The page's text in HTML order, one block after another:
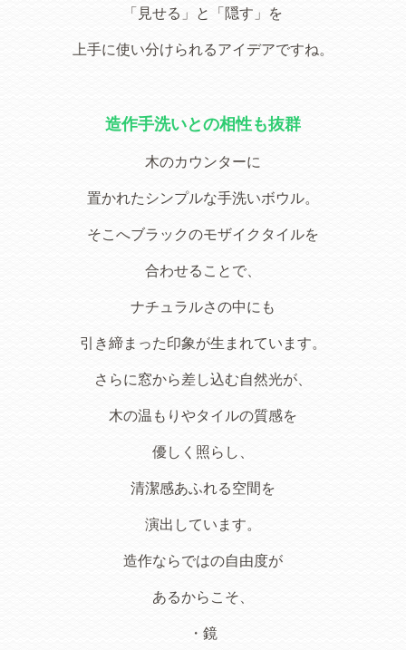
「見せる」と「隠す」を
上手に使い分けられるアイデアですね。
造作手洗いとの相性も抜群
木のカウンターに
置かれたシンプルな手洗いボウル。
そこへブラックのモザイクタイルを
合わせることで、
ナチュラルさの中にも
引き締まった印象が生まれています。
さらに窓から差し込む自然光が、
木の温もりやタイルの質感を
優しく照らし、
清潔感あふれる空間を
演出しています。
造作ならではの自由度が
あるからこそ、
・鏡